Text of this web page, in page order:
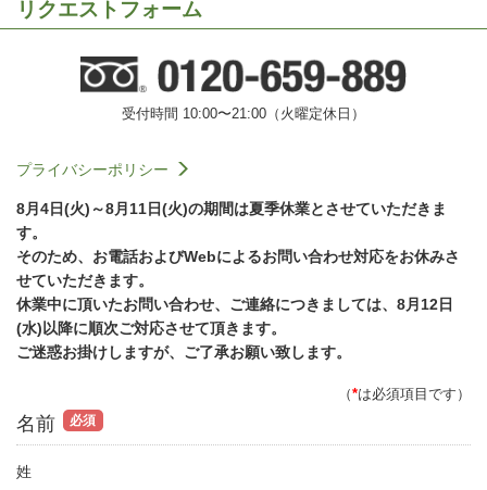
リクエストフォーム
受付時間 10:00〜21:00（火曜定休日）
プライバシーポリシー
8月4日(火)～8月11日(火)の期間は夏季休業とさせていただきま
す。
そのため、お電話およびWebによるお問い合わせ対応をお休みさ
せていただきます。
休業中に頂いたお問い合わせ、ご連絡につきましては、8月12日
(水)以降に順次ご対応させて頂きます。
ご迷惑お掛けしますが、ご了承お願い致します。